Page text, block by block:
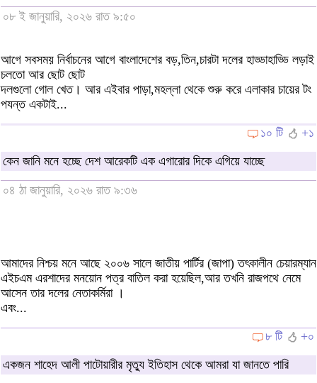
০৮ ই জানুয়ারি, ২০২৬ রাত ৯:৫০
আগে সবসময় নির্বাচনের আগে বাংলাদেশের বড়,তিন,চারটা দলের হাড্ডাহাড্ডি লড়াই
চলতো আর ছোট ছোট
দলগুলো গোল খেত। আর এইবার পাড়া,মহল্লা থেকে শুরু করে এলাকার চায়ের টং
পযন্ত একটাই...
১০ টি
+১
কেন জানি মনে হচ্ছে দেশ আরেকটি এক এগারোর দিকে এগিয়ে যাচ্ছে
০৪ ঠা জানুয়ারি, ২০২৬ রাত ৯:৩৬
আমাদের নিশ্চয় মনে আছে ২০০৬ সালে জাতীয় পার্টির (জাপা) তৎকালীন চেয়ারম্যান
এইচএম এরশাদের মনয়োন পত্র বাতিল করা হয়েছিল,আর তখনি রাজপথে নেমে
আসেন তার দলের নেতাকর্মিরা ।
এবং...
৮ টি
+০
একজন শাহেদ আলী পাটোয়ারীর মৃত্যু ইতিহাস থেকে আমরা যা জানতে পারি